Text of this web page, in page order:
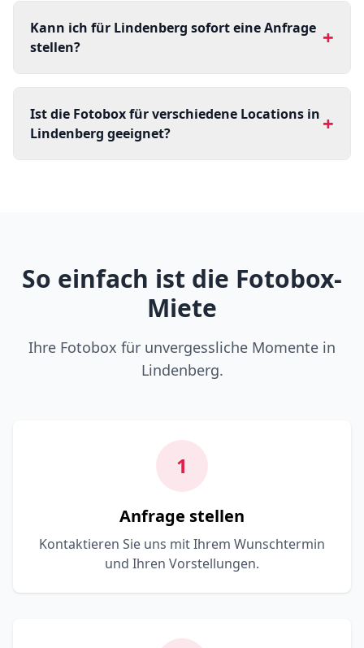
Kann ich für Lindenberg sofort eine Anfrage
stellen?
+
Ist die Fotobox für verschiedene Locations in
Lindenberg geeignet?
+
So einfach ist die Fotobox-
Miete
Ihre Fotobox für unvergessliche Momente in
Lindenberg.
1
Anfrage stellen
Kontaktieren Sie uns mit Ihrem Wunschtermin
und Ihren Vorstellungen.